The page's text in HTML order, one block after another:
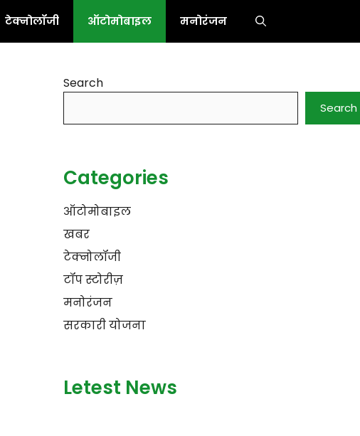
टेक्नोलॉजी ऑटोमोबाइल मनोरंजन
Search
Search
Categories
ऑटोमोबाइल
खबर
टेक्नोलॉजी
टॉप स्टोरीज़
मनोरंजन
सरकारी योजना
Letest News